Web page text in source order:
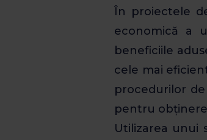
În proiectele
economică a
beneficiile
cele mai
procedurilor
pentru
Utilizarea unui